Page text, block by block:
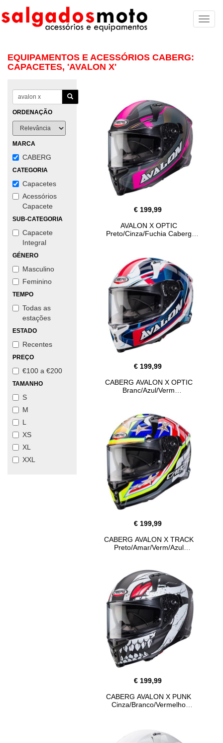
EQUIPAMENTOS E ACESSÓRIOS CABERG:
CAPACETES, 'AVALON X'
ORDENAÇÃO
MARCA
CABERG
CATEGORIA
Capacetes
Acessórios
Capacete
SUB-CATEGORIA
Capacete
Integral
GÉNERO
Masculino
Feminino
TEMPO
Todas as
estações
ESTADO
Recentes
PREÇO
€100 a €200
TAMANHO
S
M
L
XS
XL
XXL
€ 199,99
AVALON X OPTIC
Preto/Cinza/Fuchia Caberg
€ 199,99
CABERG AVALON X OPTIC
Branc/Azul/Verm
€ 199,99
CABERG AVALON X TRACK
Preto/Amar/Verm/Azul
€ 199,99
CABERG AVALON X PUNK
Cinza/Branco/Vermelho